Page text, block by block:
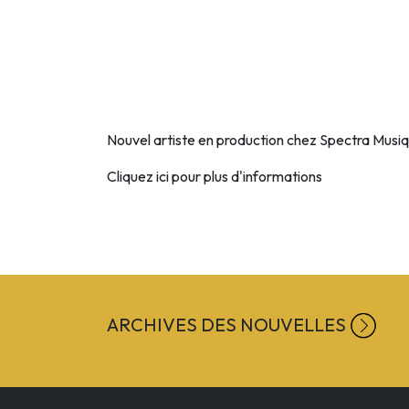
Nouvel artiste en production chez Spectra
Cliquez ici pour plus d'informations
ARCHIVES DES NOUVELLES